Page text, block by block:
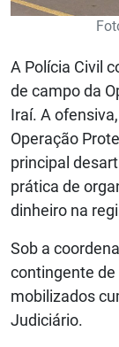
A Polícia Civil
de campo da
Iraí. A
Operação
principal
prática de
dinheiro na
Sob a
contingente
mobilizados
Judiciário.